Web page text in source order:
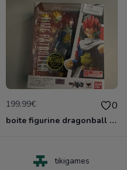
199.99€ 0
boite figurine dragonball z shfiguarts neuve scelle
tikigames